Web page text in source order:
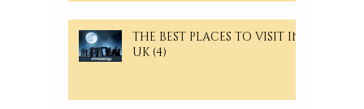
THE BEST PLACES TO VISIT IN
UK (4)